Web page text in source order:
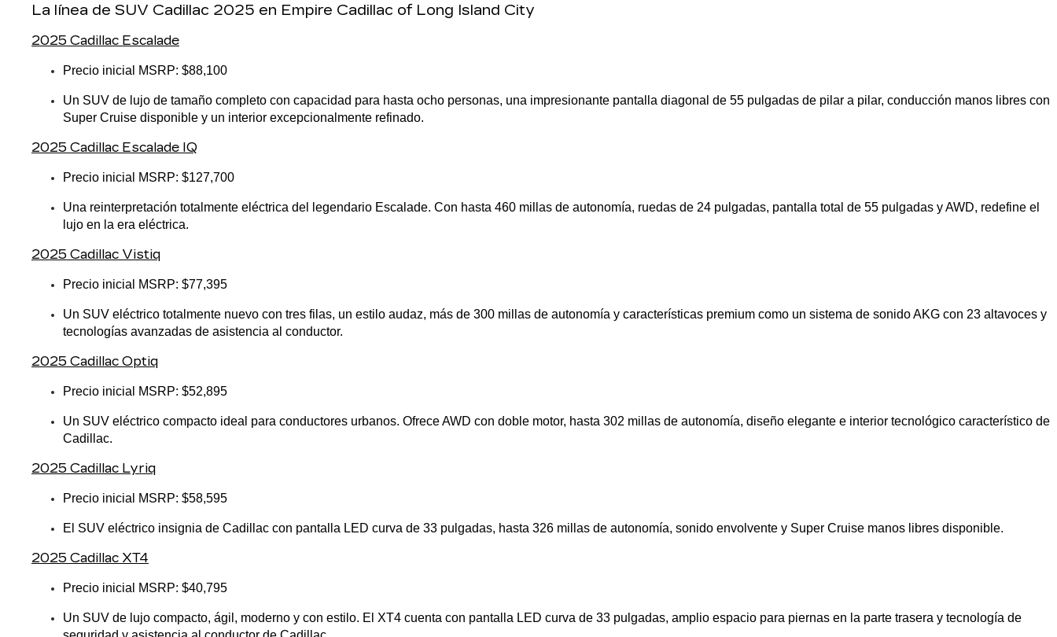
La línea de SUV Cadillac 2025 en Empire Cadillac of Long Island City
2025 Cadillac Escalade
Precio inicial MSRP: $88,100
Un SUV de lujo de tamaño completo con capacidad para hasta ocho personas, una impresionante pantalla diagonal de 55 pulgadas de pilar a pilar, conducción manos libres con
Super Cruise disponible y un interior excepcionalmente refinado.
2025 Cadillac Escalade IQ
Precio inicial MSRP: $127,700
Una reinterpretación totalmente eléctrica del legendario Escalade. Con hasta 460 millas de autonomía, ruedas de 24 pulgadas, pantalla total de 55 pulgadas y AWD, redefine el
lujo en la era eléctrica.
2025 Cadillac Vistiq
Precio inicial MSRP: $77,395
Un SUV eléctrico totalmente nuevo con tres filas, un estilo audaz, más de 300 millas de autonomía y características premium como un sistema de sonido AKG con 23 altavoces y
tecnologías avanzadas de asistencia al conductor.
2025 Cadillac Optiq
Precio inicial MSRP: $52,895
Un SUV eléctrico compacto ideal para conductores urbanos. Ofrece AWD con doble motor, hasta 302 millas de autonomía, diseño elegante e interior tecnológico característico de
Cadillac.
2025 Cadillac Lyriq
Precio inicial MSRP: $58,595
El SUV eléctrico insignia de Cadillac con pantalla LED curva de 33 pulgadas, hasta 326 millas de autonomía, sonido envolvente y Super Cruise manos libres disponible.
2025 Cadillac XT4
Precio inicial MSRP: $40,795
Un SUV de lujo compacto, ágil, moderno y con estilo. El XT4 cuenta con pantalla LED curva de 33 pulgadas, amplio espacio para piernas en la parte trasera y tecnología de